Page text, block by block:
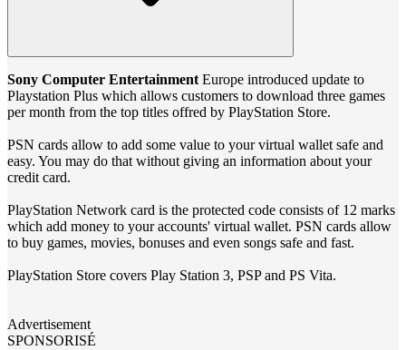
Sony Computer Entertainment Europe introduced update to
Playstation Plus which allows customers to download three games
per month from the top titles offred by PlayStation Store.
PSN cards allow to add some value to your virtual wallet safe and
easy. You may do that without giving an information about your
credit card.
PlayStation Network card is the protected code consists of 12 marks
which add money to your accounts' virtual wallet. PSN cards allow
to buy games, movies, bonuses and even songs safe and fast.
PlayStation Store covers Play Station 3, PSP and PS Vita.
Advertisement
SPONSORISÉ